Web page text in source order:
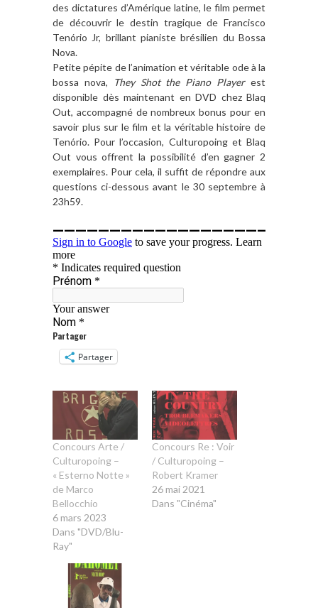
des dictatures d’Amérique latine, le film permet
de découvrir le destin tragique de Francisco
Tenório Jr, brillant pianiste brésilien du Bossa
Nova.
Petite pépite de l’animation et véritable ode à la
bossa nova,
They Shot the Piano Playerest
disponible dès maintenant en DVD chez Blaq
Out, accompagné de nombreux bonus pour en
savoir plus sur le film et la véritable histoire de
Tenório. Pour l’occasion, Culturopoing et Blaq
Out vous offrent la possibilité d’en gagner 2
exemplaires. Pour cela, il suffit de répondre aux
questions ci-dessous avant le 30 septembre à
23h59.
Partager
Partager
Concours Arte /
Culturopoing –
« Esterno Notte »
de Marco
Bellocchio
6 mars 2023
Dans "DVD/Blu-
Ray"
Concours Re : Voir
/ Culturopoing –
Robert Kramer
26 mai 2021
Dans "Cinéma"